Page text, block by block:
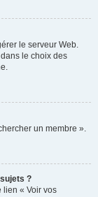
le serveur Web.
le choix des
un membre ».
?
lien « Voir vos